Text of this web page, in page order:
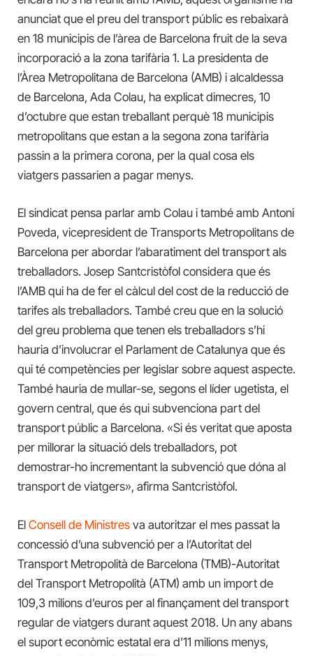
anunciat que el preu del transport públic es rebaixarà
en 18 municipis de l’àrea de Barcelona fruit de la seva
incorporació a la zona tarifària 1. La presidenta de
l’Àrea Metropolitana de Barcelona (AMB) i alcaldessa
de Barcelona, Ada Colau, ha explicat dimecres, 10
d’octubre que estan treballant perquè 18 municipis
metropolitans que estan a la segona zona tarifària
passin a la primera corona, per la qual cosa els
viatgers passarien a pagar menys.
El sindicat pensa parlar amb Colau i també amb Antoni
Poveda, vicepresident de Transports Metropolitans de
Barcelona per abordar l’abaratiment del transport als
treballadors. Josep Santcristòfol considera que és
l’AMB qui ha de fer el càlcul del cost de la reducció de
tarifes als treballadors. També creu que en la solució
del greu problema que tenen els treballadors s’hi
hauria d’involucrar el Parlament de Catalunya que és
qui té competències per legislar sobre aquest aspecte.
També hauria de mullar-se, segons el líder ugetista, el
govern central, que és qui subvenciona part del
transport públic a Barcelona. «Si és veritat que aposta
per millorar la situació dels treballadors, pot
demostrar-ho incrementant la subvenció que dóna al
transport de viatgers», afirma Santcristòfol.
El Consell de Ministres va autoritzar el mes passat la
concessió d’una subvenció per a l’Autoritat del
Transport Metropolità de Barcelona (TMB)-Autoritat
del Transport Metropolità (ATM) amb un import de
109,3 milions d’euros per al finançament del transport
regular de viatgers durant aquest 2018. Un any abans
el suport econòmic estatal era d’11 milions menys,